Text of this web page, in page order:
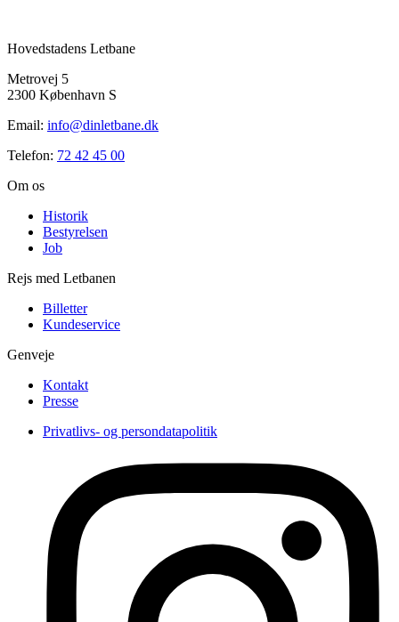
Hovedstadens Letbane
Metrovej 5
2300 København S
Email: info@dinletbane.dk
Telefon: 72 42 45 00
Om os
Historik
Bestyrelsen
Job
Rejs med Letbanen
Billetter
Kundeservice
Genveje
Kontakt
Presse
Privatlivs- og persondatapolitik